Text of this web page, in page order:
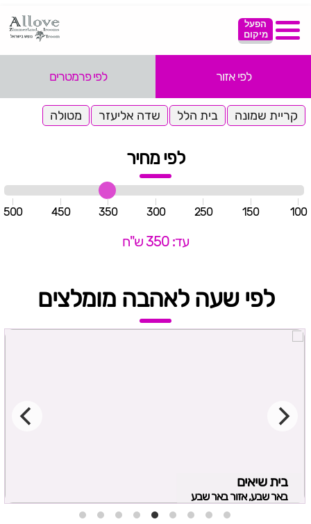
הפעל
מיקום
לפי אזור לפי פרמטרים
קריית שמונה בית הלל שדה אליעזר מטולה
לפי מחיר
100
150
250
300
350
450
500
עד: 350 ש"ח
לפי שעה לאהבה מומלצים
בית שיאים
באר שבע, אזור באר שבע